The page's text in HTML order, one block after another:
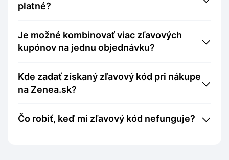
platné?
Je možné kombinovať viac zľavových
kupónov na jednu objednávku?
Kde zadať získaný zľavový kód pri nákupe
na Zenea.sk?
Čo robiť, keď mi zľavový kód nefunguje?